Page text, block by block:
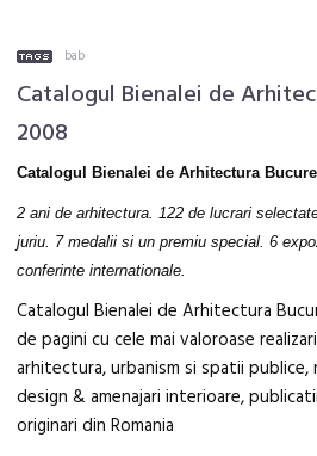
bab
Catalogul Bienalei de
2008
Catalogul Bienalei de Arhitectura
2 ani de arhitectura. 122 de lucrari
juriu. 7 medalii si un premiu special. 6
conferinte internationale.
Catalogul Bienalei de Arhitectura
de pagini cu cele mai valoroase
arhitectura, urbanism si spatii
design & amenajari interioare,
originari din Romania